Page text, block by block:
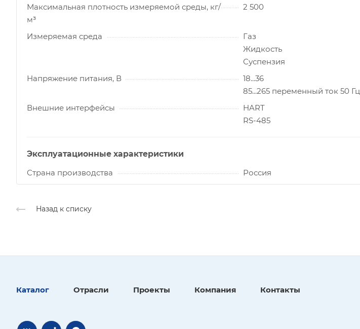
Максимальная плотность измеряемой среды, кг/
м³
2 500
Измеряемая среда
Газ
Жидкость
Суспензия
Напряжение питания, В
18...36
85...265 переменный ток 50 Гц
Внешние интерфейсы
HART
RS-485
Эксплуатационные характеристики
Страна производства
Россия
Назад к списку
Каталог Отрасли Проекты Компания Контакты